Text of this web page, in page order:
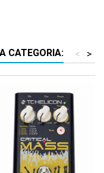
CATEGORIA: >
<